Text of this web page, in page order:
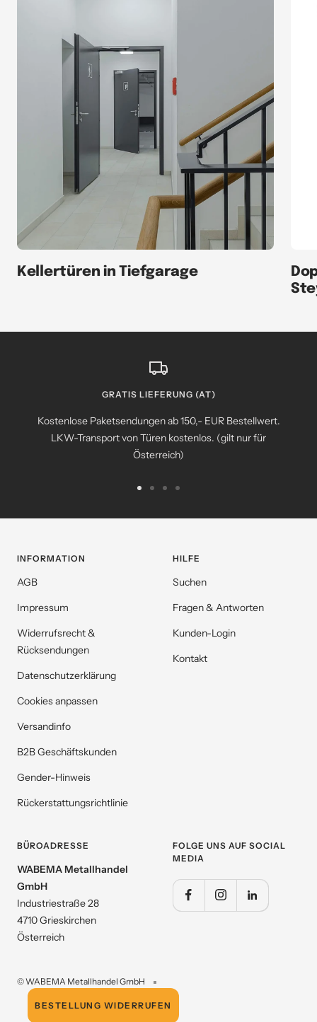
Kellertüren in Tiefgarage
GRATIS LIEFERUNG (AT)
Kostenlose Paketsendungen ab 150,- EUR Bestellwert.
LKW-Transport von Türen kostenlos. (gilt nur für
Österreich)
INFORMATION
AGB
Impressum
Widerrufsrecht &
Rücksendungen
Datenschutzerklärung
Cookies anpassen
Versandinfo
B2B Geschäftskunden
Gender-Hinweis
Rückerstattungsrichtlinie
HILFE
Suchen
Fragen & Antworten
Kunden-Login
Kontakt
BÜROADRESSE
WABEMA Metallhandel
GmbH
Industriestraße 28
4710 Grieskirchen
Österreich
FOLGE UNS AUF SOCIAL
MEDIA
© WABEMA Metallhandel GmbH
BESTELLUNG WIDERRUFEN